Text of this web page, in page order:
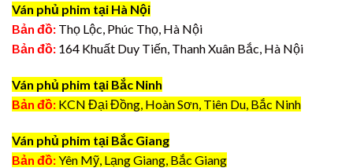
Ván phủ phim tại Hà Nội
Bản đồ: Thọ Lộc, Phúc Thọ, Hà Nội
Bản đồ: 164 Khuất Duy Tiến, Thanh Xuân Bắc, Hà Nội
Ván phủ phim tại Bắc Ninh
Bản đồ: KCN Đại Đồng, Hoàn Sơn, Tiên Du, Bắc Ninh
Ván phủ phim tại Bắc Giang
Bản đồ:Yên Mỹ, Lạng Giang, Bắc Giang